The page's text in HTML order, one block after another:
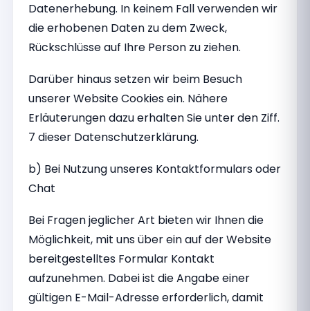
Datenerhebung. In keinem Fall verwenden wir
die erhobenen Daten zu dem Zweck,
Rückschlüsse auf Ihre Person zu ziehen.
Darüber hinaus setzen wir beim Besuch
unserer Website Cookies ein. Nähere
Erläuterungen dazu erhalten Sie unter den Ziff.
7 dieser Datenschutzerklärung.
b) Bei Nutzung unseres Kontaktformulars oder
Chat
Bei Fragen jeglicher Art bieten wir Ihnen die
Möglichkeit, mit uns über ein auf der Website
bereitgestelltes Formular Kontakt
aufzunehmen. Dabei ist die Angabe einer
gültigen E-Mail-Adresse erforderlich, damit